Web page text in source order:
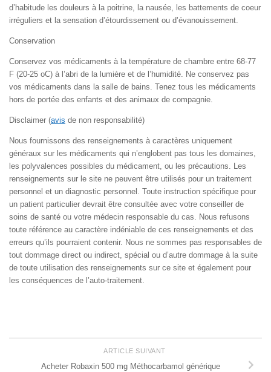
d’habitude les douleurs à la poitrine, la nausée, les battements de coeur
irréguliers et la sensation d’étourdissement ou d’évanouissement.
Conservation
Conservez vos médicaments à la température de chambre entre 68-77
F (20-25 oC) à l’abri de la lumière et de l’humidité. Ne conservez pas
vos médicaments dans la salle de bains. Tenez tous les médicaments
hors de portée des enfants et des animaux de compagnie.
Disclaimer (avis de non responsabilité)
Nous fournissons des renseignements à caractères uniquement
généraux sur les médicaments qui n’englobent pas tous les domaines,
les polyvalences possibles du médicament, ou les précautions. Les
renseignements sur le site ne peuvent être utilisés pour un traitement
personnel et un diagnostic personnel. Toute instruction spécifique pour
un patient particulier devrait être consultée avec votre conseiller de
soins de santé ou votre médecin responsable du cas. Nous refusons
toute référence au caractère indéniable de ces renseignements et des
erreurs qu’ils pourraient contenir. Nous ne sommes pas responsables de
tout dommage direct ou indirect, spécial ou d’autre dommage à la suite
de toute utilisation des renseignements sur ce site et également pour
les conséquences de l’auto-traitement.
ARTICLE SUIVANT
Acheter Robaxin 500 mg Méthocarbamol générique